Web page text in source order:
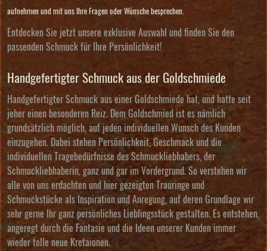
aufnehmen und mit uns Ihre Fragen oder Wünsche besprechen.
Entdecken Sie jetzt unsere exklusive Auswahl und finden Sie den
passenden Schmuck für Ihre Persönlichkeit!
Handgefertigter Schmuck aus der Goldschmiede
Handgefertigter Schmuck aus einer Goldschmiede hat, und hatte seit
jeher einen besonderen Reiz. Dem Goldschmied ist es nämlich
grundsätzlich möglich, auf jeden individuellen Wunsch des Kunden
einzugehen. Dabei stehen Persönlichkeit, Geschmack und die
individuellen Tragebedürfnisse des Schmuckliebhabers, der
Schmuckliebhaberin, ganz und gar im Vordergrund. So verstehen wir
alle von uns erdachten und hier gezeigten Trauringe und
Schmuckstücke als Inspiration und Anregung, auf deren Grundlage wir
sehr gerne Ihr ganz persönliches Lieblingsstück gestalten. Es entstehen,
angeregt durch die Fantasie und die Ideen unserer Kunden immer
wieder tolle neue Kretaionen.